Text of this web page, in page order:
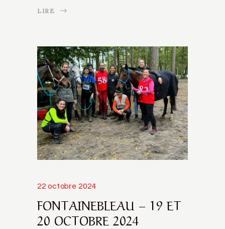
LIRE
22 octobre 2024
FONTAINEBLEAU – 19 ET
20 OCTOBRE 2024